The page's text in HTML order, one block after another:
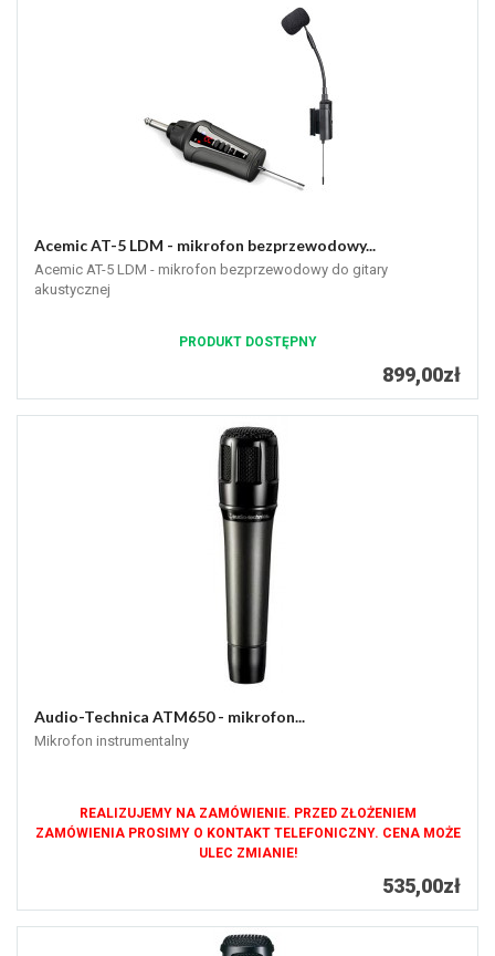
Acemic AT-5 LDM - mikrofon bezprzewodowy...
Acemic AT-5 LDM - mikrofon bezprzewodowy do gitary
akustycznej
PRODUKT DOSTĘPNY
899,00zł
Audio-Technica ATM650 - mikrofon...
Mikrofon instrumentalny
REALIZUJEMY NA ZAMÓWIENIE. PRZED ZŁOŻENIEM
ZAMÓWIENIA PROSIMY O KONTAKT TELEFONICZNY. CENA MOŻE
ULEC ZMIANIE!
535,00zł